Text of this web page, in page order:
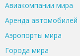
Авиакомпании мира
Аренда автомобилей
Аэропорты мира
Города мира